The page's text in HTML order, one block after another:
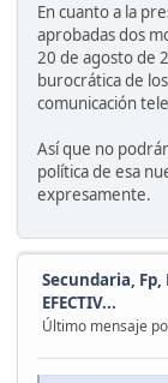
En cuanto a la
aprobadas dos
20 de agosto de
burocrática de
comunicación
Así que no
política de esa
expresamente.
Secundaria, Fp,
EFECTIV...
Último mensaje